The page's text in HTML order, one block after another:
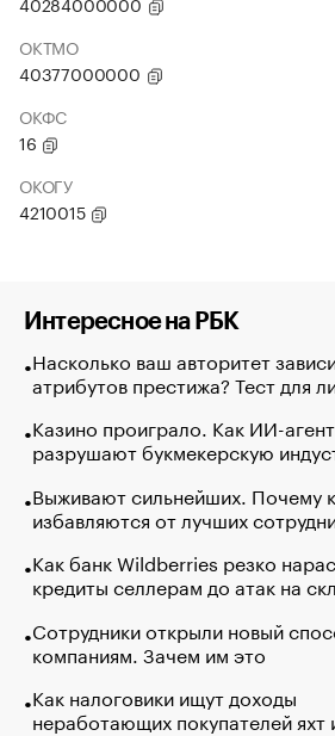
ОКТМО
40377000000
ОКФС
16
ОКОГУ
4210015
Интересное на РБК
Насколько ваш авторитет
атрибутов престижа? Тест для
Казино проиграло. Как ИИ-
разрушают букмекерскую
Выживают сильнейших. Почему
избавляются от лучших
Как банк Wildberries резко
кредиты селлерам до атак на
Сотрудники открыли новый
компаниям. Зачем им это
Как налоговики ищут доходы
неработающих покупателей яхт